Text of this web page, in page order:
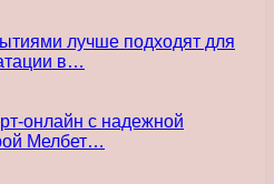
лучше подходят для
в…
онлайн с надежной
Мелбет…